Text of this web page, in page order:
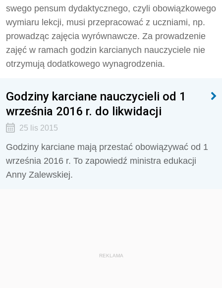
swego pensum dydaktycznego, czyli obowiązkowego
wymiaru lekcji, musi przepracować z uczniami, np.
prowadząc zajęcia wyrównawcze. Za prowadzenie
zajęć w ramach godzin karcianych nauczyciele nie
otrzymują dodatkowego wynagrodzenia.
Godziny karciane nauczycieli od 1
września 2016 r. do likwidacji
25 lis 2015
Godziny karciane mają przestać obowiązywać od 1
września 2016 r. To zapowiedź ministra edukacji
Anny Zalewskiej.
REKLAMA